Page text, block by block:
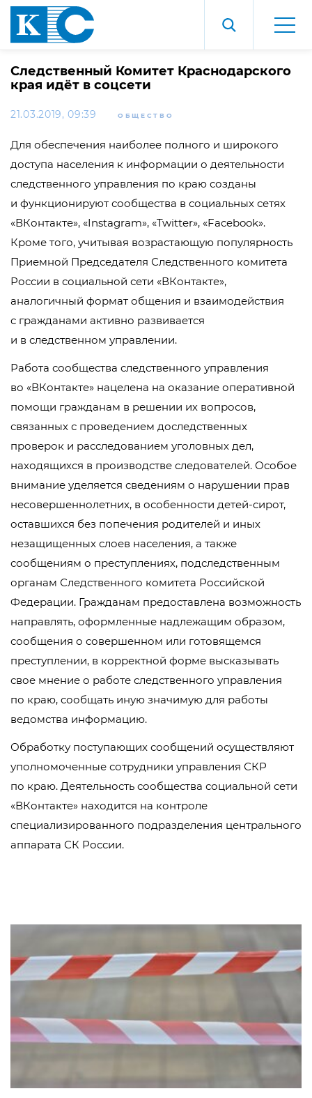
Следственный Комитет Краснодарского
края идёт в соцсети
21.03.2019, 09:39 ОБЩЕСТВО
Для обеспечения наиболее полного и широкого
доступа населения к информации о деятельности
следственного управления по краю созданы
и функционируют сообщества в социальных сетях
«ВКонтакте», «Instagram», «Twitter», «Facebook».
Кроме того, учитывая возрастающую популярность
Приемной Председателя Следственного комитета
России в социальной сети «ВКонтакте»,
аналогичный формат общения и взаимодействия
с гражданами активно развивается
и в следственном управлении.
Работа сообщества следственного управления
во «ВКонтакте» нацелена на оказание оперативной
помощи гражданам в решении их вопросов,
связанных с проведением доследственных
проверок и расследованием уголовных дел,
находящихся в производстве следователей. Особое
внимание уделяется сведениям о нарушении прав
несовершеннолетних, в особенности детей-сирот,
оставшихся без попечения родителей и иных
незащищенных слоев населения, а также
сообщениям о преступлениях, подследственным
органам Следственного комитета Российской
Федерации. Гражданам предоставлена возможность
направлять, оформленные надлежащим образом,
сообщения о совершенном или готовящемся
преступлении, в корректной форме высказывать
свое мнение о работе следственного управления
по краю, сообщать иную значимую для работы
ведомства информацию.
Обработку поступающих сообщений осуществляют
уполномоченные сотрудники управления СКР
по краю. Деятельность сообщества социальной сети
«ВКонтакте» находится на контроле
специализированного подразделения центрального
аппарата СК России.